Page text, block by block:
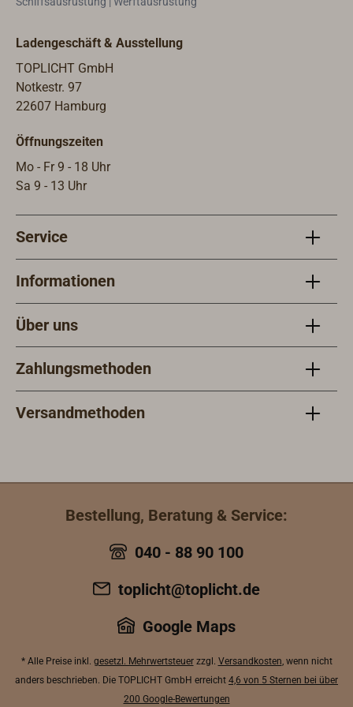
Ladengeschäft & Ausstellung
TOPLICHT GmbH
Notkestr. 97
22607 Hamburg
Öffnungszeiten
Mo - Fr 9 - 18 Uhr
Sa 9 - 13 Uhr
Service
Informationen
Über uns
Zahlungsmethoden
Versandmethoden
Bestellung, Beratung & Service:
040 - 88 90 100
toplicht@toplicht.de
Google Maps
* Alle Preise inkl. gesetzl. Mehrwertsteuerzzgl. Versandkosten, wenn nicht
anders beschrieben. Die TOPLICHT GmbH erreicht 4,6 von 5 Sternen bei über
200 Google-Bewertungen